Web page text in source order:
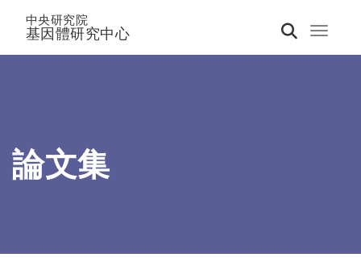
Toggle
中央研究院
基因體研究中心
論文集